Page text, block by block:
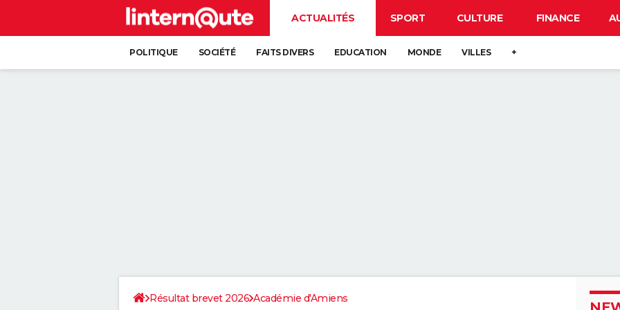
ACTUALITÉS SPORT CULTURE FINANCE
POLITIQUE SOCIÉTÉ FAITS DIVERS EDUCATION MONDE VILLES +
Résultat brevet 2026 Académie d'Amiens